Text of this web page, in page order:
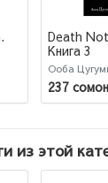
Death
Книга 3
Ооба
237
из этой